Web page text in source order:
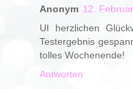
Anonym 12.
UI herzlichen
Testergebnis
tolles Wochenende!
Antworten